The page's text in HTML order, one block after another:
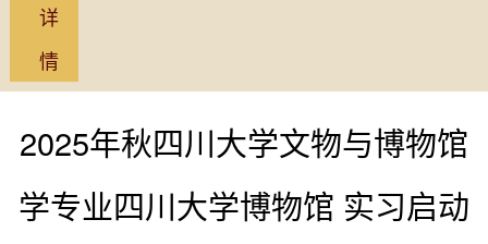
详
情
2025年秋四川大学文物与博物馆
学专业四川大学博物馆 实习启动